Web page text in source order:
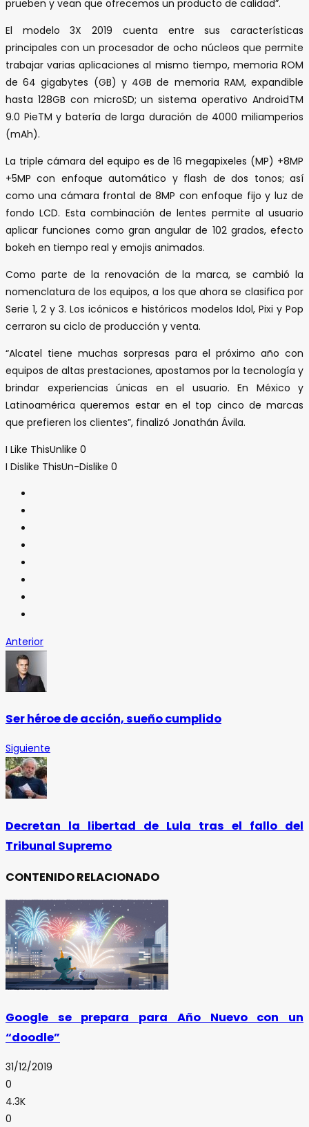
prueben y vean que ofrecemos un producto de calidad”.
El modelo 3X 2019 cuenta entre sus características
principales con un procesador de ocho núcleos que permite
trabajar varias aplicaciones al mismo tiempo, memoria ROM
de 64 gigabytes (GB) y 4GB de memoria RAM, expandible
hasta 128GB con microSD; un sistema operativo AndroidTM
9.0 PieTM y batería de larga duración de 4000 miliamperios
(mAh).
La triple cámara del equipo es de 16 megapixeles (MP) +8MP
+5MP con enfoque automático y flash de dos tonos; así
como una cámara frontal de 8MP con enfoque fijo y luz de
fondo LCD. Esta combinación de lentes permite al usuario
aplicar funciones como gran angular de 102 grados, efecto
bokeh en tiempo real y emojis animados.
Como parte de la renovación de la marca, se cambió la
nomenclatura de los equipos, a los que ahora se clasifica por
Serie 1, 2 y 3. Los icónicos e históricos modelos Idol, Pixi y Pop
cerraron su ciclo de producción y venta.
“Alcatel tiene muchas sorpresas para el próximo año con
equipos de altas prestaciones, apostamos por la tecnología y
brindar experiencias únicas en el usuario. En México y
Latinoamérica queremos estar en el top cinco de marcas
que prefieren los clientes”, finalizó Jonathán Ávila.
I Like ThisUnlike 0
I Dislike ThisUn-Dislike 0
Anterior
Ser héroe de acción, sueño cumplido
Siguiente
Decretan la libertad de Lula tras el fallo del
Tribunal Supremo
CONTENIDO RELACIONADO
Google se prepara para Año Nuevo con un
“doodle”
31/12/2019
0
4.3K
0